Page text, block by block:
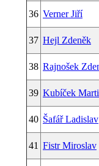
36 Verner Jiří
37 Hejl Zdeněk
38 Rajnošek
39 Kubíček
40 Šafář Ladislav
41 Fistr Miroslav